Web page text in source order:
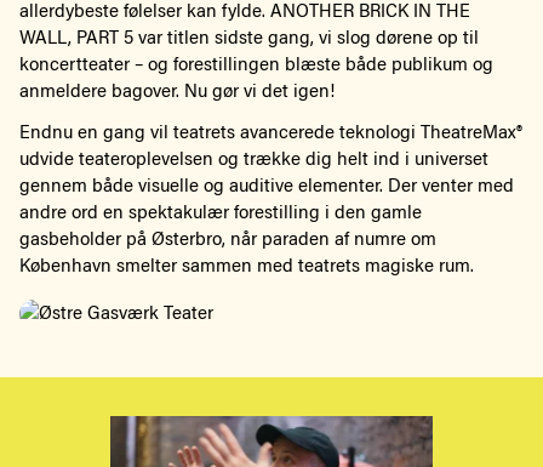
allerdybeste følelser kan fylde. ANOTHER BRICK IN THE
WALL, PART 5 var titlen sidste gang, vi slog dørene op til
koncertteater – og forestillingen blæste både publikum og
anmeldere bagover. Nu gør vi det igen!
Endnu en gang vil teatrets avancerede teknologi TheatreMax®
udvide teateroplevelsen og trække dig helt ind i universet
gennem både visuelle og auditive elementer. Der venter med
andre ord en spektakulær forestilling i den gamle
gasbeholder på Østerbro, når paraden af numre om
København smelter sammen med teatrets magiske rum.